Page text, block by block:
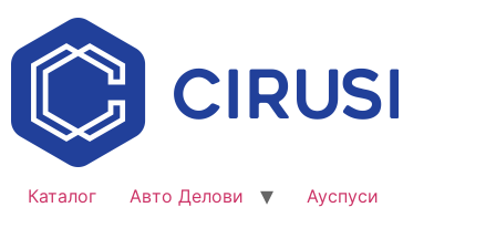
Каталог Авто Делови
Ауспуси